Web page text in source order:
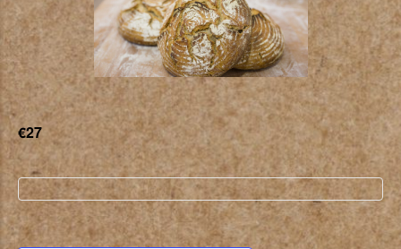
€27